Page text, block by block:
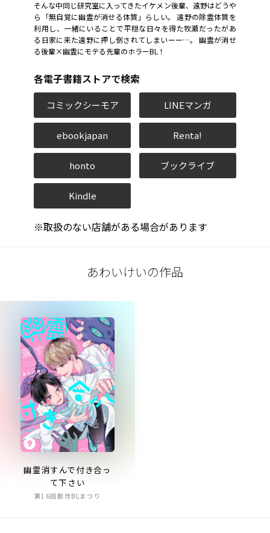
そんな中同じ研究室に入ってきたイケメン後輩、遠野はどうや
ら「無自覚に幽霊が消せる体質」らしい。 遠野の除霊体質を
利用し、一緒にいることで平穏な日々を得た牧瀬だったがあ
る日家に来た遠野に押し倒されてしまいーー…。 幽霊が消せ
る後輩×幽霊にモテる先輩のホラーBL！
各電子書籍ストアで検索
コミックシーモア LINEマンガ
ebookjapan Renta!
honto ブックライブ
Kindle
※取扱のない店舗がある場合があります
あわいけいの作品
幽霊消すんで付き合っ
て下さい
第16回創作BLまつり